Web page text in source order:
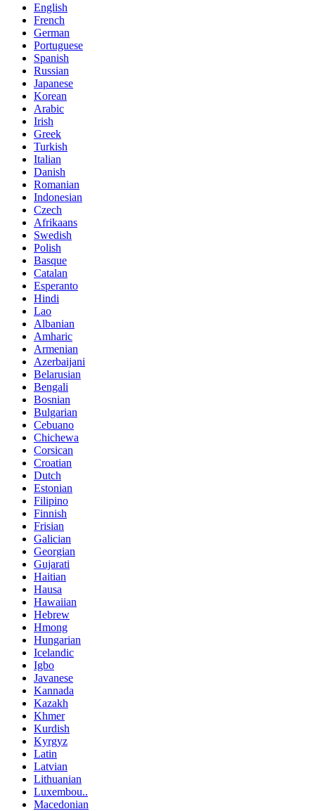
English
French
German
Portuguese
Spanish
Russian
Japanese
Korean
Arabic
Irish
Greek
Turkish
Italian
Danish
Romanian
Indonesian
Czech
Afrikaans
Swedish
Polish
Basque
Catalan
Esperanto
Hindi
Lao
Albanian
Amharic
Armenian
Azerbaijani
Belarusian
Bengali
Bosnian
Bulgarian
Cebuano
Chichewa
Corsican
Croatian
Dutch
Estonian
Filipino
Finnish
Frisian
Galician
Georgian
Gujarati
Haitian
Hausa
Hawaiian
Hebrew
Hmong
Hungarian
Icelandic
Igbo
Javanese
Kannada
Kazakh
Khmer
Kurdish
Kyrgyz
Latin
Latvian
Lithuanian
Luxembou..
Macedonian